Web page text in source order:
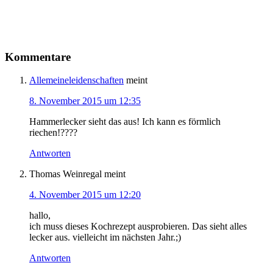
Kommentare
Allemeineleidenschaften meint
8. November 2015 um 12:35
Hammerlecker sieht das aus! Ich kann es förmlich
riechen!????
Antworten
Thomas Weinregal meint
4. November 2015 um 12:20
hallo,
ich muss dieses Kochrezept ausprobieren. Das sieht alles
lecker aus. vielleicht im nächsten Jahr.;)
Antworten